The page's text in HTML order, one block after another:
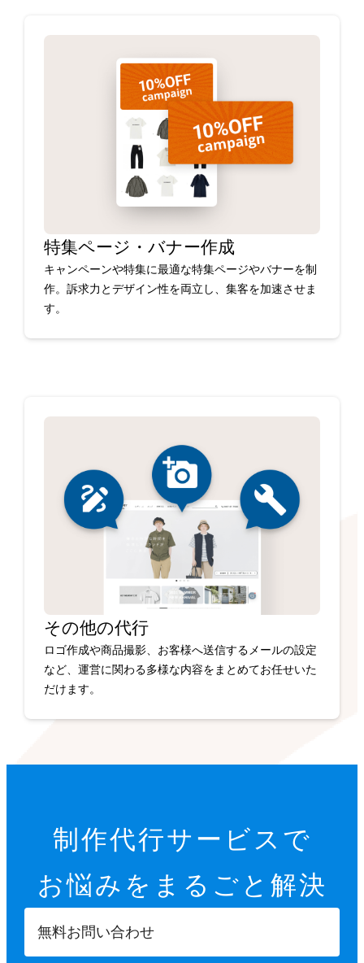
特集ページ・バナー作成
キャンペーンや特集に最適な特集ページやバナーを制
作。訴求力とデザイン性を両立し、集客を加速させま
す。
その他の代行
ロゴ作成や商品撮影、お客様へ送信するメールの設定
など、運営に関わる多様な内容をまとめてお任せいた
だけます。
制作代行サービスで
お悩みを まるごと解決
無料お問い合わせ